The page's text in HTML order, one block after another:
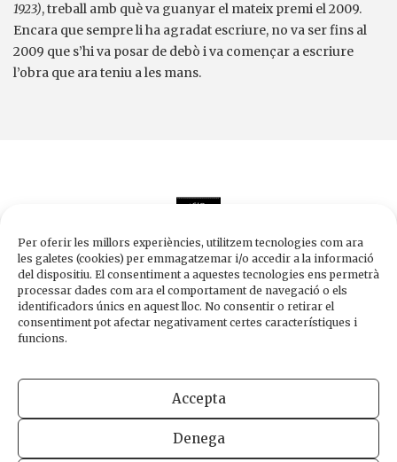
Per oferir les millors experiències, utilitzem tecnologies com ara
les galetes (cookies) per emmagatzemar i/o accedir a la informació
del dispositiu. El consentiment a aquestes tecnologies ens permetrà
processar dades com ara el comportament de navegació o els
identificadors únics en aquest lloc. No consentir o retirar el
consentiment pot afectar negativament certes característiques i
funcions.
Accepta
Denega
1923), treball amb què va guanyar el mateix premi el 2009.
Encara que sempre li ha agradat escriure, no va ser fins al
2009 que s’hi va posar de debò i va començar a escriure
l’obra que ara teniu a les mans.
Edicions de 1984
Carrer Trafalgar, 10, 2n-2a A
Fax 934 854 375
1984@edicions1984.cat